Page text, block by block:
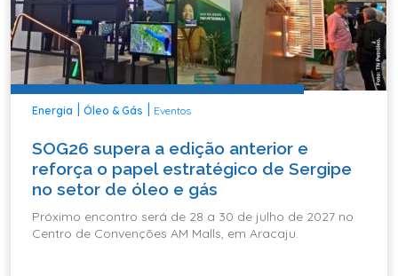
Energia Óleo & Gás Eventos
SOG26 supera a edição anterior e
reforça o papel estratégico de Sergipe
no setor de óleo e gás
Próximo encontro será de 28 a 30 de julho de 2027 no
Centro de Convenções AM Malls, em Aracaju.